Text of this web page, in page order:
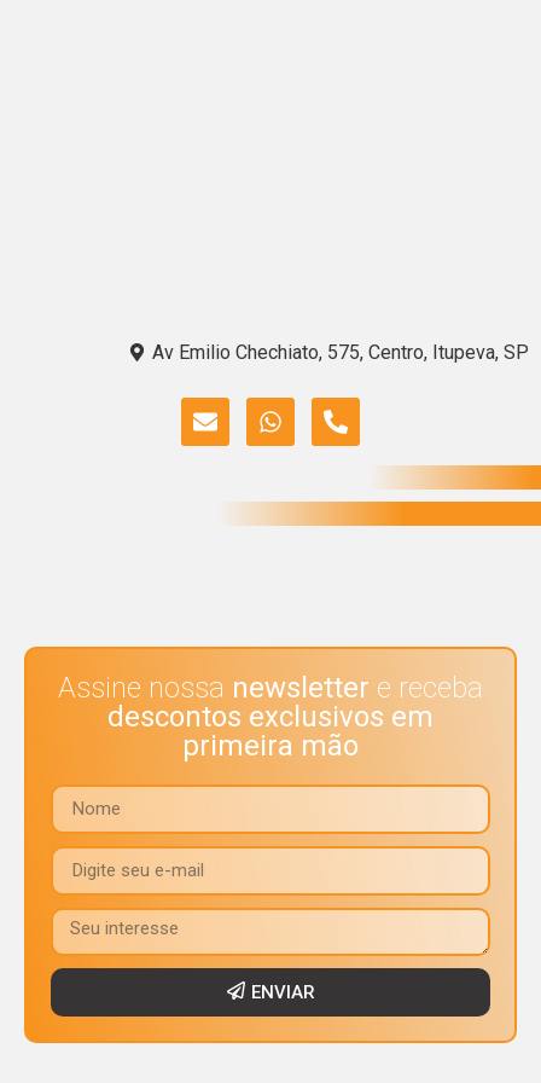
Av Emilio Chechiato, 575, Centro, Itupeva, SP
Assine nossa newsletter e receba
descontos exclusivos em
primeira mão
ENVIAR